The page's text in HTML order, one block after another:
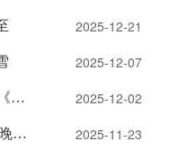
2025-12-21
2025-12-07
烟 2025-12-02
2025-11-23